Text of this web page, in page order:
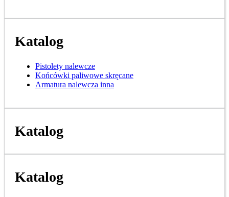
Katalog
Pistolety nalewcze
Końcówki paliwowe skręcane
Armatura nalewcza inna
Katalog
Katalog